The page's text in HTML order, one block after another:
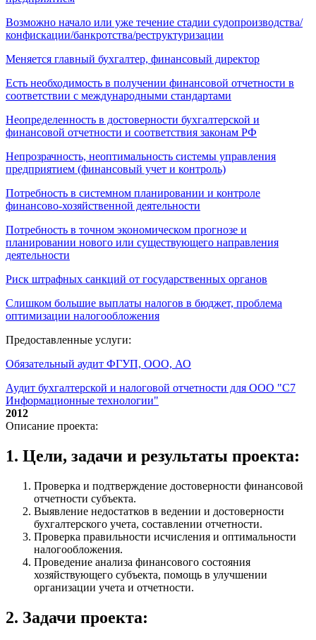
Возможно начало или уже течение стадии судопроизводства/
конфискации/банкротства/реструктуризации
Меняется главный бухгалтер, финансовый директор
Есть необходимость в получении финансовой отчетности в
соответствии с международными стандартами
Неопределенность в достоверности бухгалтерской и
финансовой отчетности и соответствия законам РФ
Непрозрачность, неоптимальность системы управления
предприятием (финансовый учет и контроль)
Потребность в системном планировании и контроле
финансово-хозяйственной деятельности
Потребность в точном экономическом прогнозе и
планировании нового или существующего направления
деятельности
Риск штрафных санкций от государственных органов
Слишком большие выплаты налогов в бюджет, проблема
оптимизации налогообложения
Предоставленные услуги:
Обязательный аудит ФГУП, ООО, АО
Аудит бухгалтерской и налоговой отчетности для ООО "С7
Информационные технологии"
2012
Описание проекта:
1. Цели, задачи и результаты проекта:
Проверка и подтверждение достоверности финансовой
отчетности субъекта.
Выявление недостатков в ведении и достоверности
бухгалтерского учета, составлении отчетности.
Проверка правильности исчисления и оптимальности
налогообложения.
Проведение анализа финансового состояния
хозяйствующего субъекта, помощь в улучшении
организации учета и отчетности.
2. Задачи проекта: